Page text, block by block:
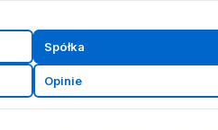
Spółka
Opinie